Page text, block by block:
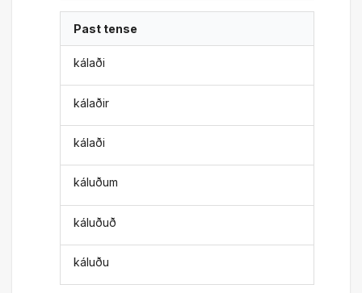
Past tense
kálaði
kálaðir
kálaði
káluðum
káluðuð
káluðu